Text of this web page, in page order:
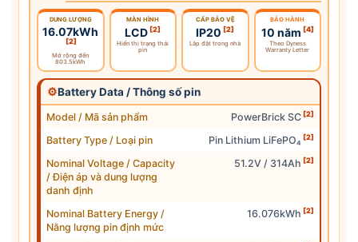
DUNG LƯỢNG
16.07kWh
[2]
Mở rộng đến
803.5kWh
MÀN HÌNH
LCD [2]
Hiển thị trạng thái
pin
CẤP BẢO VỆ
IP20 [2]
Lắp đặt trong nhà
BẢO HÀNH
10 năm [4]
Theo Dyness
Warranty Letter
⚙Battery Data / Thông số pin
Model / Mã sản phẩm PowerBrick SC [2]
Battery Type / Loại pin Pin Lithium LiFePO₄ [2]
Nominal Voltage / Capacity
/ Điện áp và dung lượng
danh định
51.2V / 314Ah [2]
Nominal Battery Energy /
Năng lượng pin định mức
16.076kWh [2]